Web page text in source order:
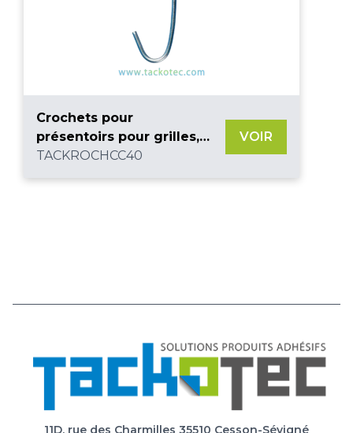
Crochets pour
présentoirs pour grilles,
lot de 10
TACKROCHCC40
VOIR